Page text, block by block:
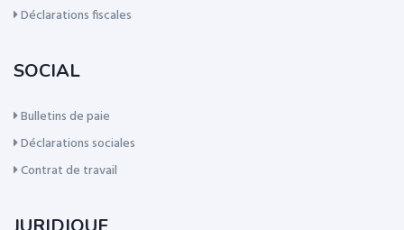
Déclarations fiscales
SOCIAL
Bulletins de paie
Déclarations sociales
Contrat de travail